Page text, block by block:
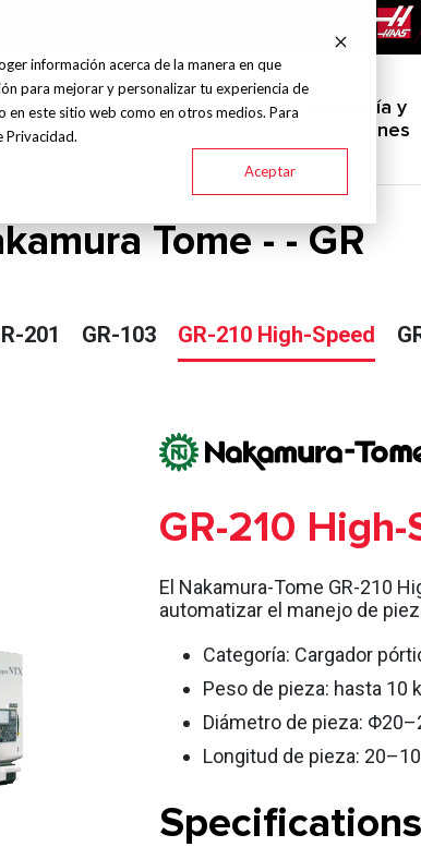
información acerca de la manera en que
para mejorar y personalizar tu experiencia de
en este sitio web como en otros medios. Para
Privacidad.
Aceptar
Marcas Industrias
Servicio
Ingeniería y
aplicaciones
Tome - - GR
201 GR-103 GR-210 High-Speed
GR-210 High-
El Nakamura-Tome GR-210
automatizar el manejo de
Categoría: Cargador
Peso de pieza: hasta 10
Diámetro de pieza:
Longitud de pieza:
Specifications